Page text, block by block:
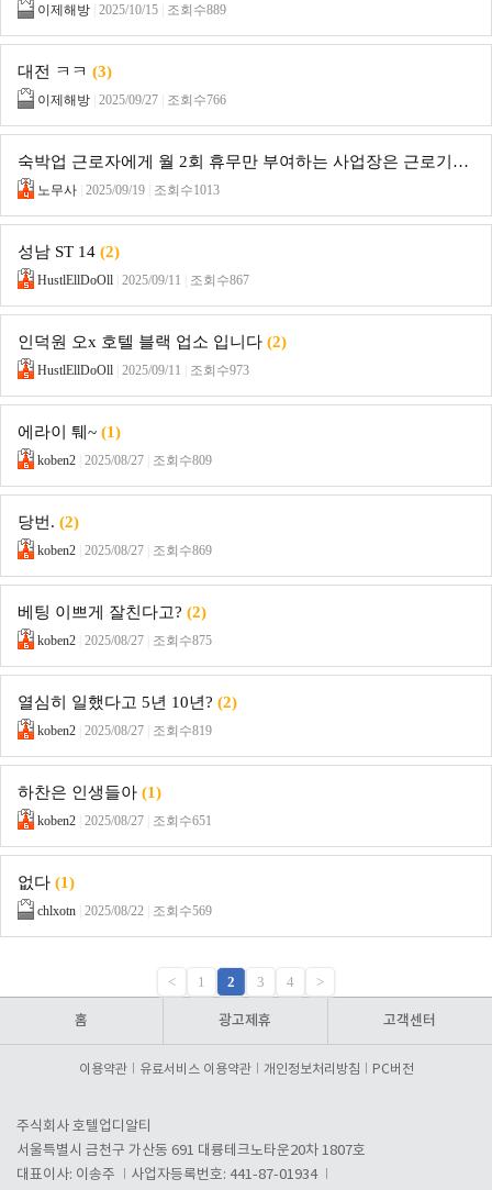
이제해방 2025/10/15 조회수889
대전 ㅋㅋ (3)
이제해방 2025/09/27 조회수766
숙박업 근로자에게 월 2회 휴무만 부여하는 사업장은 근로기준법 위반?
노무사 2025/09/19 조회수1013
성남 ST 14 (2)
HustlEllDoOll 2025/09/11 조회수867
인덕원 오x 호텔 블랙 업소 입니다 (2)
HustlEllDoOll 2025/09/11 조회수973
에라이 퉤~ (1)
koben2 2025/08/27 조회수809
당번. (2)
koben2 2025/08/27 조회수869
베팅 이쁘게 잘친다고? (2)
koben2 2025/08/27 조회수875
열심히 일했다고 5년 10년? (2)
koben2 2025/08/27 조회수819
하찬은 인생들아 (1)
koben2 2025/08/27 조회수651
없다 (1)
chlxotn 2025/08/22 조회수569
< 1 2 3 4 >
홈 광고제휴 고객센터
이용약관 유료서비스 이용약관 개인정보처리방침 PC버전
주식회사 호텔업디알티
서울특별시 금천구 가산동 691 대륭테크노타운20차 1807호
대표이사: 이송주
사업자등록번호: 441-87-01934